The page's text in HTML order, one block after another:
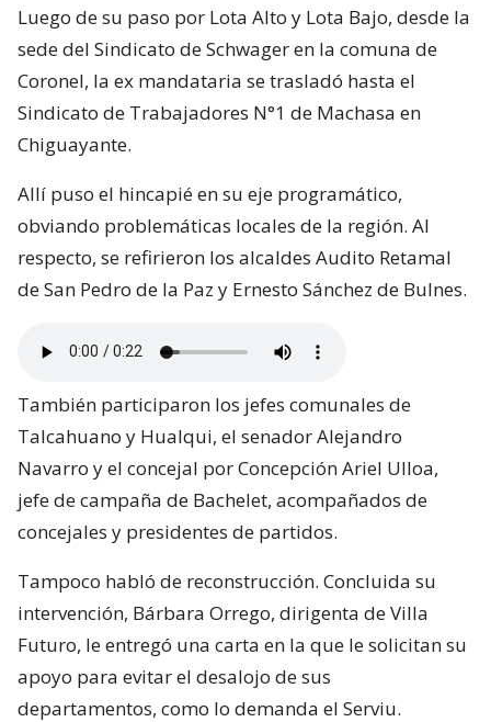
Luego de su paso por Lota Alto y Lota Bajo, desde la
sede del Sindicato de Schwager en la comuna de
Coronel, la ex mandataria se trasladó hasta el
Sindicato de Trabajadores N°1 de Machasa en
Chiguayante.
Allí puso el hincapié en su eje programático,
obviando problemáticas locales de la región. Al
respecto, se refirieron los alcaldes Audito Retamal
de San Pedro de la Paz y Ernesto Sánchez de Bulnes.
También participaron los jefes comunales de
Talcahuano y Hualqui, el senador Alejandro
Navarro y el concejal por Concepción Ariel Ulloa,
jefe de campaña de Bachelet, acompañados de
concejales y presidentes de partidos.
Tampoco habló de reconstrucción. Concluida su
intervención, Bárbara Orrego, dirigenta de Villa
Futuro, le entregó una carta en la que le solicitan su
apoyo para evitar el desalojo de sus
departamentos, como lo demanda el Serviu.